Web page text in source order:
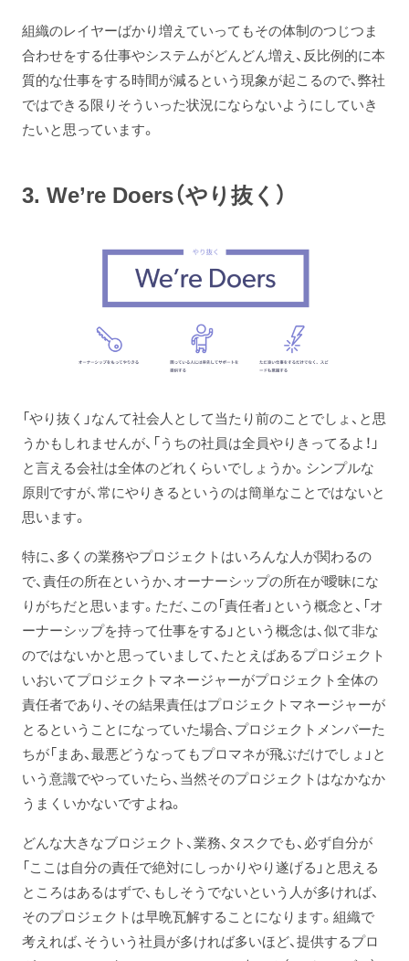
組織のレイヤーばかり増えていってもその体制のつじつま
合わせをする仕事やシステムがどんどん増え、反比例的に本
質的な仕事をする時間が減るという現象が起こるので、弊社
ではできる限りそういった状況にならないようにしていき
たいと思っています。
3. We’re Doers（やり抜く）
「やり抜く」なんて社会人として当たり前のことでしょ、と思
うかもしれませんが、「うちの社員は全員やりきってるよ！」
と言える会社は全体のどれくらいでしょうか。シンプルな
原則ですが、常にやりきるというのは簡単なことではないと
思います。
特に、多くの業務やプロジェクトはいろんな人が関わるの
で、責任の所在というか、オーナーシップの所在が曖昧にな
りがちだと思います。ただ、この「責任者」という概念と、「オ
ーナーシップを持って仕事をする」という概念は、似て非な
のではないかと思っていまして、たとえばあるプロジェクト
いおいてプロジェクトマネージャーがプロジェクト全体の
責任者であり、その結果責任はプロジェクトマネージャーが
とるということになっていた場合、プロジェクトメンバーた
ちが「まあ、最悪どうなってもプロマネが飛ぶだけでしょ」と
いう意識でやっていたら、当然そのプロジェクトはなかなか
うまくいかないですよね。
どんな大きなブロジェクト、業務、タスクでも、必ず自分が
「ここは自分の責任で絶対にしっかりやり遂げる」と思える
ところはあるはずで、もしそうでないという人が多ければ、
そのプロジェクトは早晩瓦解することになります。組織で
考えれば、そういう社員が多ければ多いほど、提供するプロ